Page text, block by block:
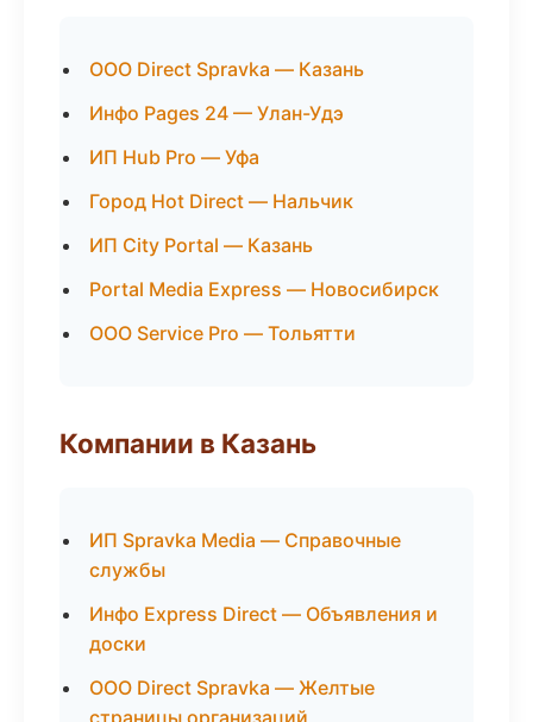
ООО Direct Spravka — Казань
Инфо Pages 24 — Улан-Удэ
ИП Hub Pro — Уфа
Город Hot Direct — Нальчик
ИП City Portal — Казань
Portal Media Express — Новосибирск
ООО Service Pro — Тольятти
Компании в Казань
ИП Spravka Media — Справочные
службы
Инфо Express Direct — Объявления и
доски
ООО Direct Spravka — Желтые
страницы организаций